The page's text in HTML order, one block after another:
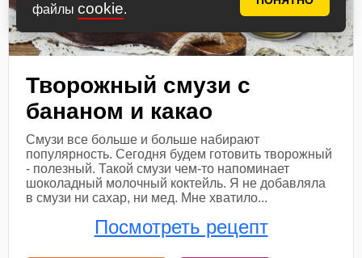
файлы cookie.
Творожный смузи с
бананом и какао
Смузи все больше и больше набирают
популярность. Сегодня будем готовить творожный
- полезный. Такой смузи чем-то напоминает
шоколадный молочный коктейль. Я не добавляла
в смузи ни сахар, ни мед. Мне хватило...
Посмотреть рецепт